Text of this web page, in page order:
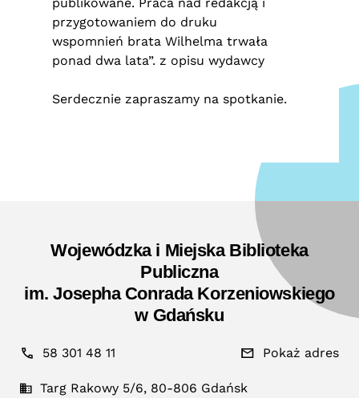
przygotowaniem do druku
wspomnień brata Wilhelma trwała
ponad dwa lata”. z opisu wydawcy
Serdecznie zapraszamy na spotkanie.
Wojewódzka i Miejska Biblioteka
Publiczna
im. Josepha Conrada Korzeniowskiego
w Gdańsku
58 301 48 11 Pokaż adres
Targ Rakowy 5/6, 80-806 Gdańsk